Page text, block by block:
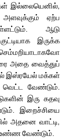
இல்லையெனில்,
ஏற்ப
ஆடு
இருக்க
அதை வைத்துப்
இஸ்ரயேல் மக்கள்
வேண்டும்.
இரு கதவு
இறைச்சியை
அதனை வாட்டி,
உண்ண வேண்டும்.